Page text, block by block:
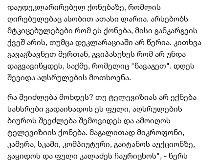
დაუდეკლარირებელ ქონებაზე, რომლის
ღირებულებაც ასობით ათასი ლარია. არსებობს
მტკიცებულებები რომ ეს ქონება, მისი განკარგვის
ქვეშ არის, თუმცა დეკლარაციაში არ წერია. კითხვა
გავაგზავნეთ მერთან, გვიპასუხეს რომ არ უნდა
დაგვავიწყდეს, საქმე, რომელიც "წავაგეთ". დღეს
შევიდა აღსრულების მოთხოვნა.
რა შეიძლება მოხდეს? თუ ტელევიზიას არ ექნება
სახსრები გადაიხადოს ეს ფული, აღსრულების
ბიუროს შეეძლება შემოვიდეს და ამოიღოს
ტელევიზიის ქონება. მაგალითად მიკროფონი,
კამერა, სკამი, კომპიუტერი, გაიტანოს აუქციონზე,
გაყიდოს და ფული კალაძეს ჩაურიცხოს", - წერს